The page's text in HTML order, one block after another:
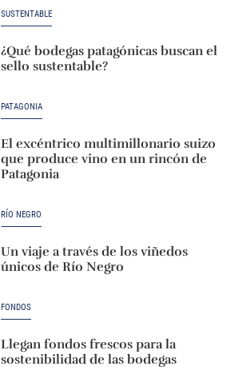
SUSTENTABLE
¿Qué bodegas patagónicas buscan el
sello sustentable?
PATAGONIA
El excéntrico multimillonario suizo
que produce vino en un rincón de
Patagonia
RÍO NEGRO
Un viaje a través de los viñedos
únicos de Río Negro
FONDOS
Llegan fondos frescos para la
sostenibilidad de las bodegas